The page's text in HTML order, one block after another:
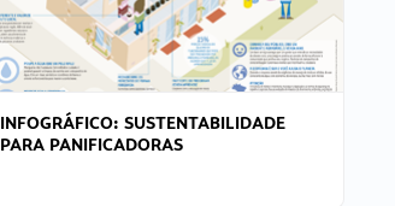
INFOGRÁFICO: SUSTENTABILIDADE
PARA PANIFICADORAS